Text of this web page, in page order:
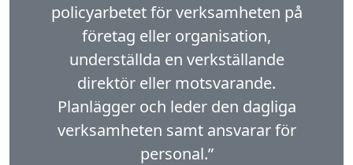
policyarbetet för verksamheten på
företag eller organisation,
underställda en verkställande
direktör eller motsvarande.
Planlägger och leder den dagliga
verksamheten samt ansvarar för
personal.”